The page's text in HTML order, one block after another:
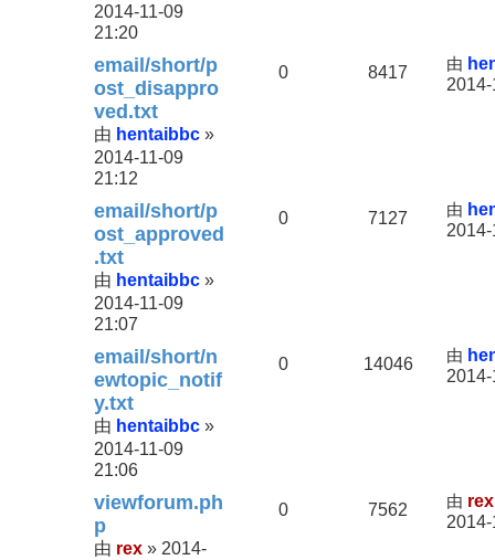
2014-11-09
21:20
email/short/p
ost_disappro
ved.txt
由 hentaibbc »
2014-11-09
21:12
0 8417 由
2014-
email/short/p
ost_approved
.txt
由 hentaibbc »
2014-11-09
21:07
0 7127 由
2014-
email/short/n
ewtopic_notif
y.txt
由 hentaibbc »
2014-11-09
21:06
0 14046 由
2014-
viewforum.ph
p
由 rex » 2014-
0 7562 由 rex
2014-